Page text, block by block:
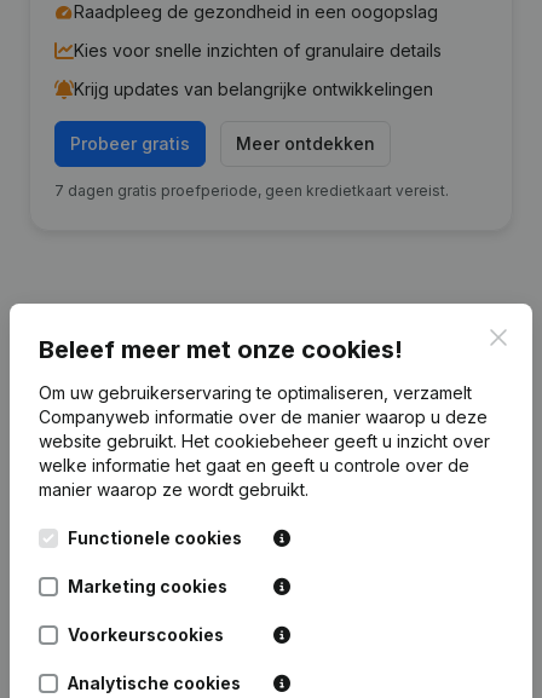
Raadpleeg de gezondheid in een oogopslag
Kies voor snelle inzichten of granulaire details
Krijg updates van belangrijke ontwikkelingen
Probeer gratis Meer ontdekken
7 dagen gratis proefperiode, geen kredietkaart vereist.
Publicatiesvan Tulfer Group
Datum Publicatie
11-12-2024
Rubriek Oprichting (Nieuwe
Rechtspersoon, Opening Bijkantoor,
Beleef meer met onze cookies!
Om uw gebruikerservaring te optimaliseren, verzamelt
Companyweb informatie over de manier waarop u deze
website gebruikt. Het cookiebeheer geeft u inzicht over
welke informatie het gaat en geeft u controle over de
manier waarop ze wordt gebruikt.
Functionele cookies
Marketing cookies
Voorkeurscookies
Analytische cookies